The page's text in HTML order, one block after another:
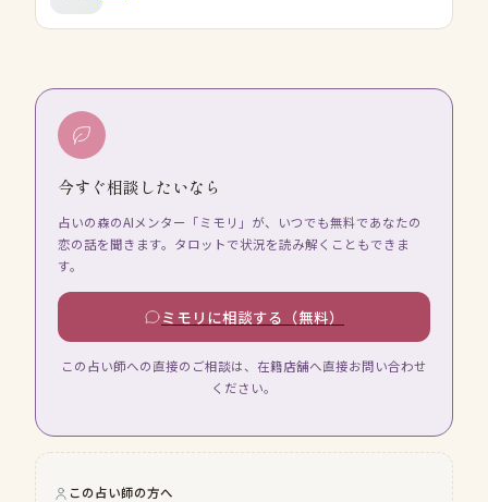
今すぐ相談したいなら
占いの森のAIメンター「ミモリ」が、いつでも無料であなたの
恋の話を聞きます。タロットで状況を読み解くこともできま
す。
ミモリに相談する（無料）
この占い師への直接のご相談は、在籍店舗へ直接お問い合わせ
ください。
この占い師の方へ